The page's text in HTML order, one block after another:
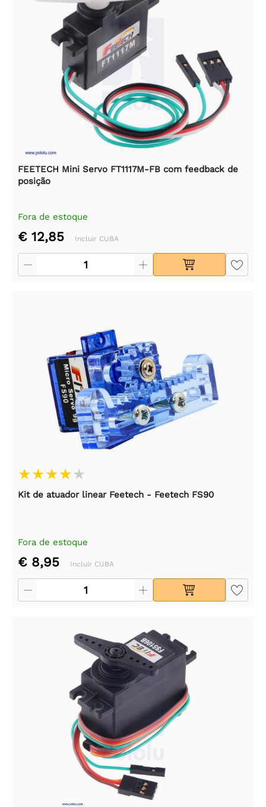
FEETECH Mini Servo FT1117M-FB com feedback de
posição
Fora de estoque
€ 12,85 Incluir CUBA
Kit de atuador linear Feetech - Feetech FS90
Fora de estoque
€ 8,95 Incluir CUBA